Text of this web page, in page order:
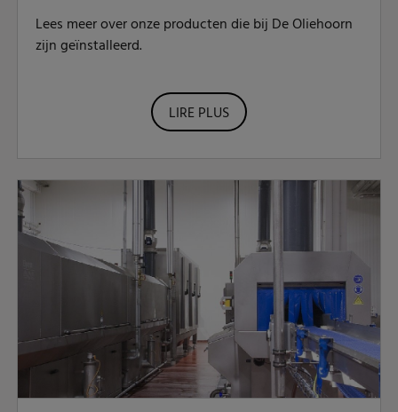
Lees meer over onze producten die bij De Oliehoorn
zijn geïnstalleerd.
LIRE PLUS